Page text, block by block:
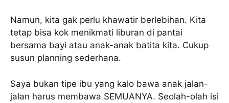
Namun, kita gak perlu khawatir berlebihan. Kita
tetap bisa kok menikmati liburan di pantai
bersama bayi atau anak-anak batita kita. Cukup
susun planning sederhana.
Saya bukan tipe ibu yang kalo bawa anak jalan-
jalan harus membawa SEMUANYA. Seolah-olah isi